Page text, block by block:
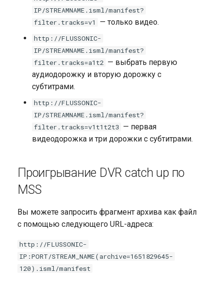
Публикация из OBS Studio
WebRTC
Прием публикаций по SRT
от множества авторов
Запись архива DVR на NAS
(защита от кражи)
без бекенда
BuyDRM KeyOS
drmnow! DRM
DRMtoday DRM
PlayReady DRM
Сервер ключей
IP/STREAMNAME.isml/manifest?
filter.tracks=v1
— только видео.
http://FLUSSONIC-
IP/STREAMNAME.isml/manifest?
filter.tracks=a1t2 — выбрать первую
аудиодорожку и вторую дорожку с
субтитрами.
http://FLUSSONIC-
IP/STREAMNAME.isml/manifest?
filter.tracks=v1t1t2t3 — первая
видеодорожка и три дорожки с субтитрами.
Проигрывание DVR catch up по
MSS
Вы можете запросить фрагмент архива как файл
с помощью следующего URL-адреса:
http://FLUSSONIC-
IP:PORT/STREAM_NAME(archive=1651829645-
120).isml/manifest